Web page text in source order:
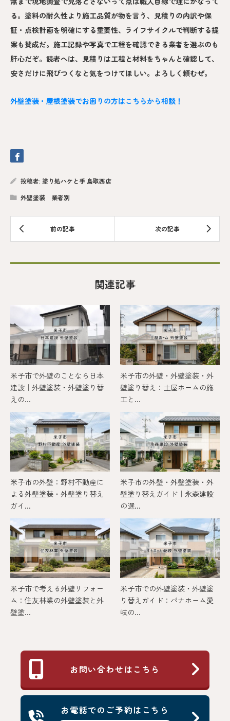
る。塗料の耐久性より施工品質が物を言う、見積りの内訳や保
証・点検計画を明確にする重要性、ライフサイクルで判断する提
案も賛成だ。施工記録や写真で工程を確認できる業者を選ぶのも
肝心だぞ。読者へは、見積りは工程と材料をちゃんと確認して、
安さだけに飛びつくなと気をつけてほしい。よろしく頼むぜ。
外壁塗装・屋根塗装でお困りの方はこちらから相談！
投稿者: 塗り処ハケと手 鳥取西店
外壁塗装 業者別
関連記事
米子市で外壁のことなら日本
建設｜外壁塗装・外壁塗り替
えの...
米子市の外壁・外壁塗装・外
壁塗り替え：土屋ホームの施
工と...
米子市の外壁：野村不動産に
よる外壁塗装・外壁塗り替え
ガイ...
米子市の外壁・外壁塗装・外
壁塗り替えガイド｜永森建設
の選...
米子市で考える外壁リフォー
ム：住友林業の外壁塗装と外
壁塗...
米子市での外壁塗装・外壁塗
り替えガイド：パナホーム愛
岐の...
お問い合わせはこちら
お電話でのご予約はこちら